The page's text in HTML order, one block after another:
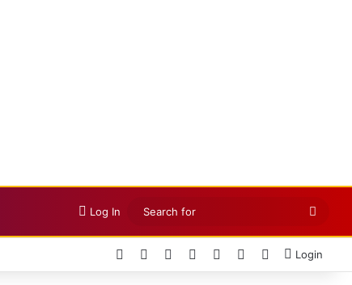
Log In
for
Facebook LinkedInYouTubeInstagramTelegramWhatsApp
Login